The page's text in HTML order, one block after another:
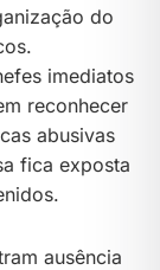
do
imediatos
reconhecer
abusivas
fica exposta
ausência